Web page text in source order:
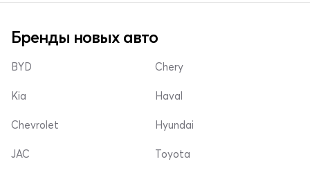
Бренды новых авто
BYD
Kia
Chevrolet
Chery
Haval
Hyundai
JAC Toyota